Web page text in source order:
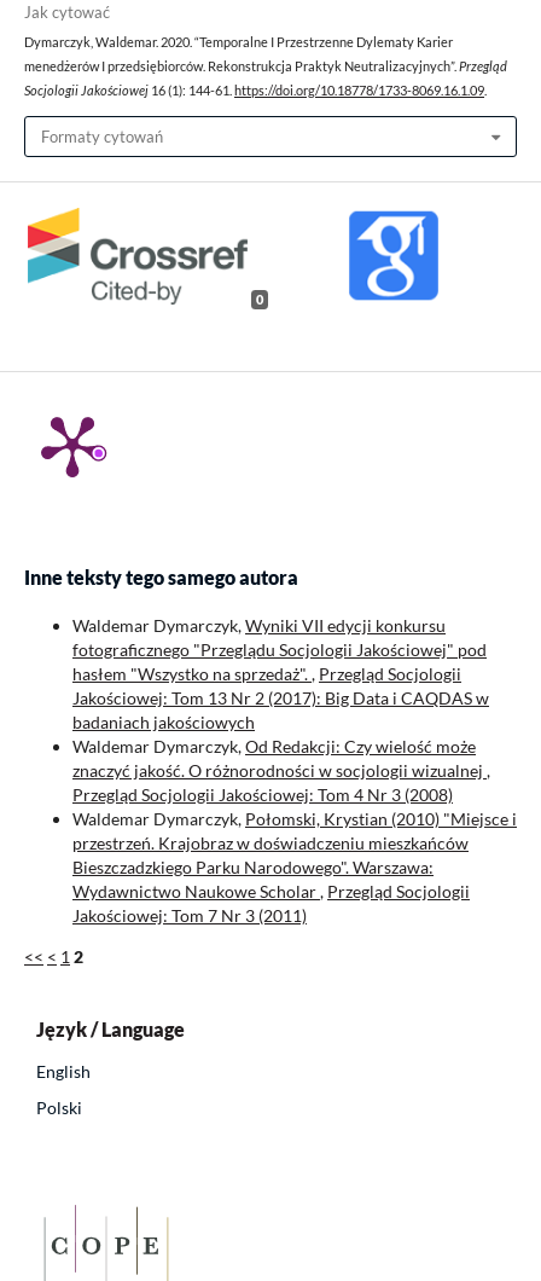
Jak cytować
Dymarczyk, Waldemar. 2020. “Temporalne I Przestrzenne Dylematy Karier
menedżerów I przedsiębiorców. Rekonstrukcja Praktyk Neutralizacyjnych”. Przegląd
Socjologii Jakościowej 16 (1): 144-61. https://doi.org/10.18778/1733-8069.16.1.09
Formaty cytowań
0
Inne teksty tego samego autora
Waldemar Dymarczyk,Wyniki VII edycji konkursu
fotograficznego "Przeglądu Socjologii Jakościowej" pod
hasłem "Wszystko na sprzedaż"., Przegląd Socjologii
Jakościowej: Tom 13 Nr 2 (2017): Big Data i CAQDAS w
badaniach jakościowych
Waldemar Dymarczyk,Od Redakcji: Czy wielość może
znaczyć jakość. O różnorodności w socjologii wizualnej ,
Przegląd Socjologii Jakościowej: Tom 4 Nr 3 (2008)
Waldemar Dymarczyk, Połomski, Krystian (2010) "Miejsce i
przestrzeń. Krajobraz w doświadczeniu mieszkańców
Bieszczadzkiego Parku Narodowego". Warszawa:
Wydawnictwo Naukowe Scholar, Przegląd Socjologii
Jakościowej: Tom 7 Nr 3 (2011)
<< < 1 2
Język / Language
English
Polski